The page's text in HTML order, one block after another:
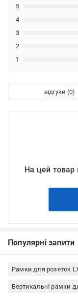
1
2
3
4
5
відгуки
На цей товар
Популярні запити
Рамки для розеток
Вертикальні рамки